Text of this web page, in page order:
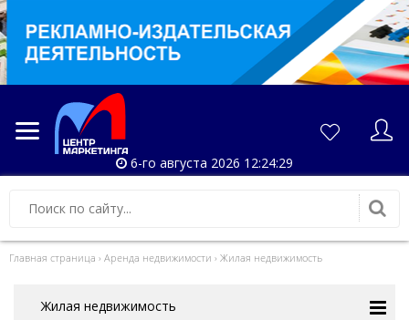
6-го августа 2026 12:24:29
Главная страница › Аренда недвижимости › Жилая недвижимость
Жилая недвижимость